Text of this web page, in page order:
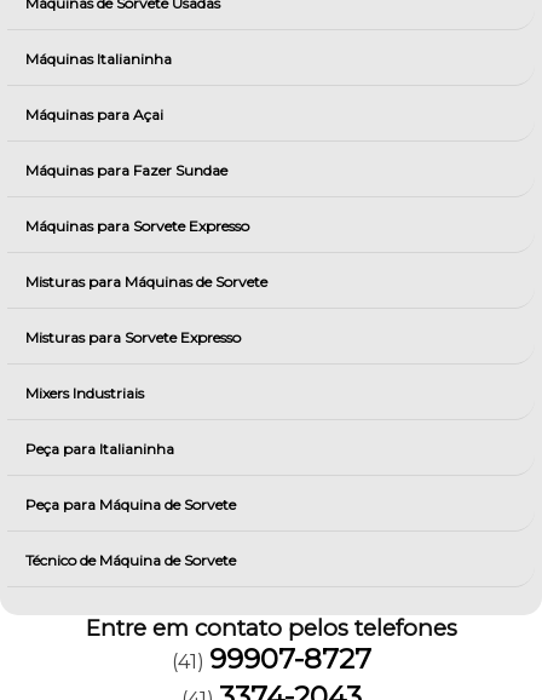
Máquinas Italianinha
Máquinas para Açai
Máquinas para Fazer Sundae
Máquinas para Sorvete Expresso
Misturas para Máquinas de Sorvete
Misturas para Sorvete Expresso
Mixers Industriais
Peça para Italianinha
Peça para Máquina de Sorvete
Técnico de Máquina de Sorvete
Entre em contato pelos telefones
(41) 99907-8727